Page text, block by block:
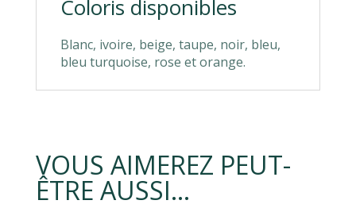
Coloris disponibles
Blanc, ivoire, beige, taupe, noir, bleu,
bleu turquoise, rose et orange.
VOUS AIMEREZ PEUT-
ÊTRE AUSSI…